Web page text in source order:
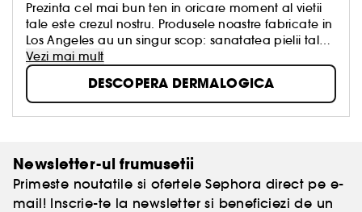
Prezinta cel mai bun ten in oricare moment al vietii
tale este crezul nostru. Produsele noastre fabricate in
Los Angeles au un singur scop: sanatatea pielii tale,
fara ritualuri inutile, fara cure miraculoase, fara
promisiuni false. Prin urmare, am creat produse care
beneficiaza de cele mai bune ingrediente din
natura si tehnologie. Acesta este motivul pentru care
Dermalogica este alegerea nr. 1 a institutelor de
Vezi mai mult
DESCOPERA DERMALOGICA
Newsletter-ul frumusetii
Primeste noutatile si ofertele Sephora direct pe e-
mail! Inscrie-te la newsletter si beneficiezi de un